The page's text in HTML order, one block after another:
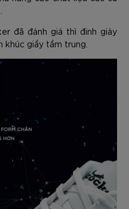
đã đánh giá thì đinh giày
khúc giầy tầm trung.